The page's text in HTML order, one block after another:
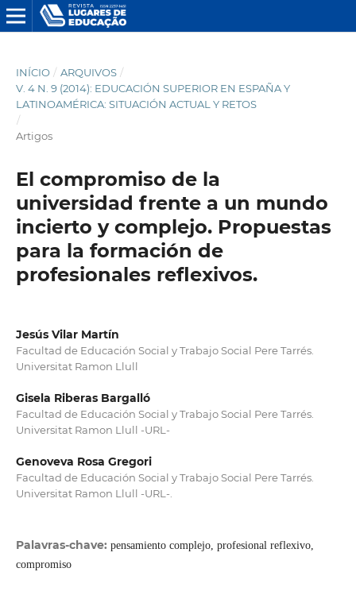
INÍCIO / ARQUIVOS /
V. 4 N. 9 (2014): EDUCACIÓN SUPERIOR EN ESPAÑA Y
LATINOAMÉRICA: SITUACIÓN ACTUAL Y RETOS
/
Artigos
El compromiso de la
universidad frente a un mundo
incierto y complejo. Propuestas
para la formación de
profesionales reflexivos.
Jesús Vilar Martín
Facultad de Educación Social y Trabajo Social Pere Tarrés.
Universitat Ramon Llull
Gisela Riberas Bargalló
Facultad de Educación Social y Trabajo Social Pere Tarrés.
Universitat Ramon Llull -URL-
Genoveva Rosa Gregori
Facultad de Educación Social y Trabajo Social Pere Tarrés.
Universitat Ramon Llull -URL-.
Palavras-chave: pensamiento complejo, profesional reflexivo,
compromiso